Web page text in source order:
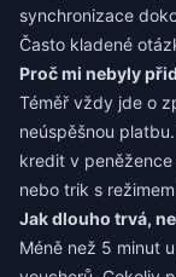
synchronizace
Často kladené
Proč mi nebyly
Téměř vždy jde o
neúspěšnou
kredit v
nebo trik s
Jak dlouho trvá,
Méně než 5 minut